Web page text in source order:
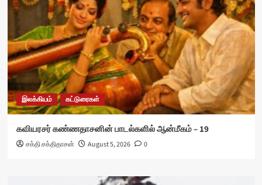
இலக்கியம் கட்டுரைகள்
கவியரசர் கண்ணதாசனின் பாடல்களில் ஆன்மீகம் – 19
சக்தி சக்திதாசன் August 5, 2026 0